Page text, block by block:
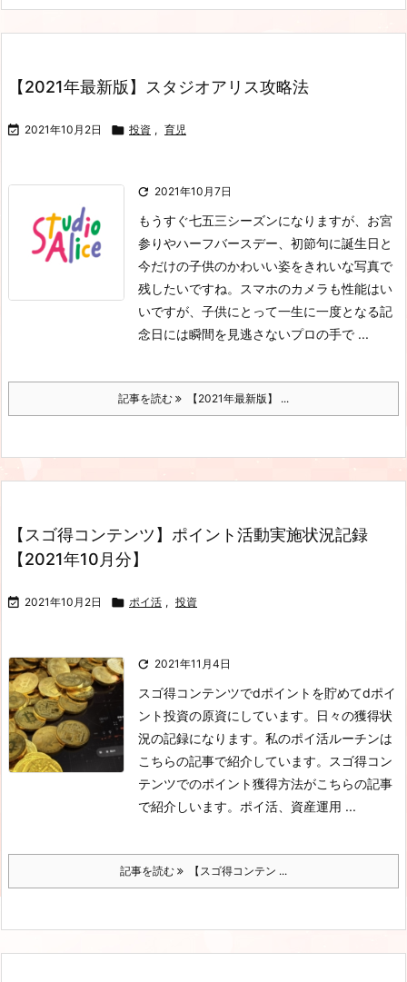
【2021年最新版】スタジオアリス攻略法
 2021年10月2日  投資 , 育児
 2021年10月7日
もうすぐ七五三シーズンになりますが、お宮
参りやハーフバースデー、初節句に誕生日と
今だけの子供のかわいい姿をきれいな写真で
残したいですね。スマホのカメラも性能はい
いですが、子供にとって一生に一度となる記
念日には瞬間を見逃さないプロの手で ...
記事を読む 【2021年最新版】 ...
【スゴ得コンテンツ】ポイント活動実施状況記録
【2021年10月分】
 2021年10月2日  ポイ活 , 投資
 2021年11月4日
スゴ得コンテンツでdポイントを貯めてdポイ
ント投資の原資にしています。日々の獲得状
況の記録になります。私のポイ活ルーチンは
こちらの記事で紹介しています。スゴ得コン
テンツでのポイント獲得方法がこちらの記事
で紹介しいます。ポイ活、資産運用 ...
記事を読む 【スゴ得コンテン ...